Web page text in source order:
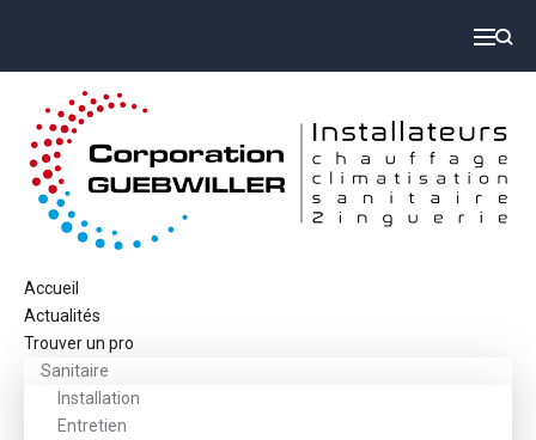
Accueil
Actualités
Trouver un pro
Sanitaire
Installation
Entretien